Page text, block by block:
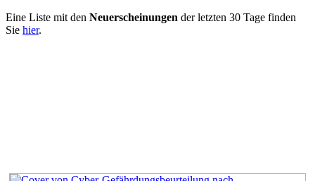
Eine Liste mit den Neuerscheinungen der letzten 30 Tage finden
Sie hier.